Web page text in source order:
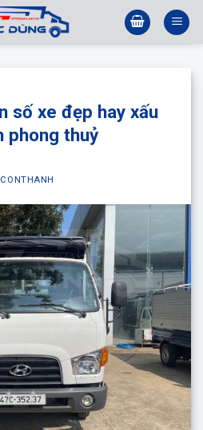
số xe đẹp hay xấu
phong thuỷ
CONTHANH